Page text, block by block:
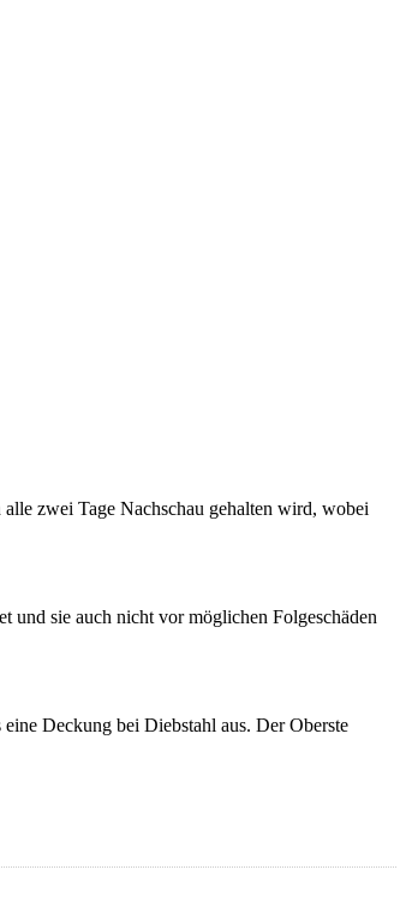
zwei Tage Nachschau gehalten wird, wobei
und sie auch nicht vor möglichen Folgeschäden
Deckung bei Diebstahl aus. Der Oberste